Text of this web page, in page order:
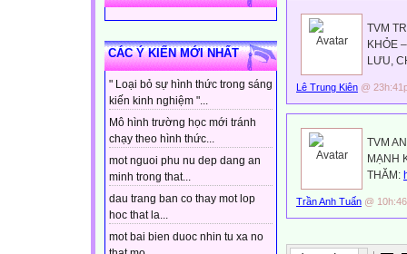
CÁC Ý KIẾN MỚI NHẤT
" Loại bỏ sự hình thức trong sáng
kiến kinh nghiệm "...
Mô hình trường học mới tránh
chạy theo hình thức...
mot nguoi phu nu dep dang an
minh trong that...
dau trang ban co thay mot lop
hoc that la...
mot bai bien duoc nhin tu xa no
TVM
KHỎE
LƯU,
Lê Trung Kiên @
TVM
MẠNH
THĂM:
Trần Anh Tuấn @